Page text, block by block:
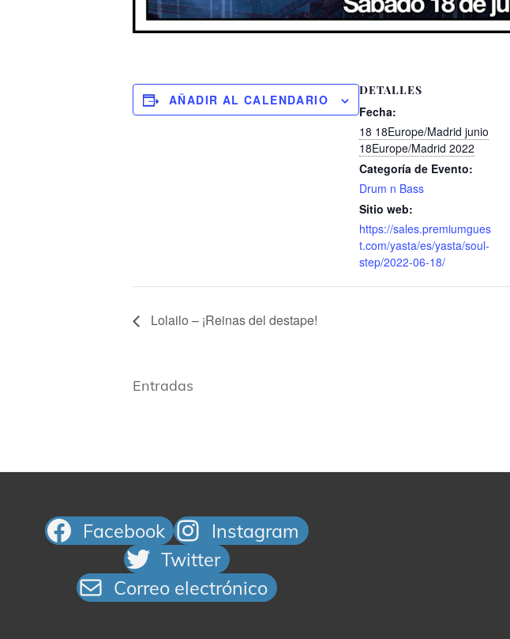
AÑADIR AL CALENDARIO
DETALLES
Fecha:
18 18Europe/Madrid junio
18Europe/Madrid 2022
Categoría de Evento:
Drum n Bass
Sitio web:
https://sales.premiumgues
t.com/yasta/es/yasta/soul-
step/2022-06-18/
Lolailo – ¡Reinas del destape!
Entradas
Facebook
Instagram
Twitter
Correo electrónico